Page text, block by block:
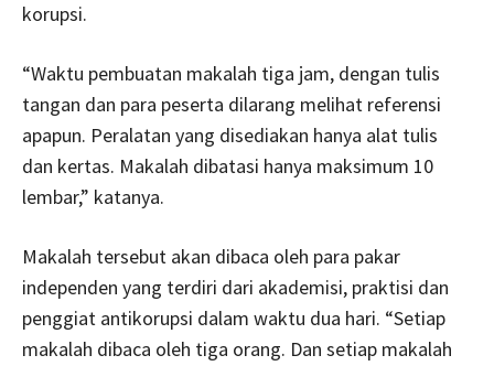
korupsi.
“Waktu pembuatan makalah tiga jam, dengan tulis
tangan dan para peserta dilarang melihat referensi
apapun. Peralatan yang disediakan hanya alat tulis
dan kertas. Makalah dibatasi hanya maksimum 10
lembar,” katanya.
Makalah tersebut akan dibaca oleh para pakar
independen yang terdiri dari akademisi, praktisi dan
penggiat antikorupsi dalam waktu dua hari. “Setiap
makalah dibaca oleh tiga orang. Dan setiap makalah